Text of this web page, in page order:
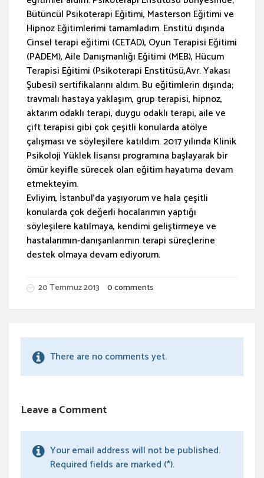
Bütüncül Psikoterapi Eğitimi, Masterson Eğitimi ve
Hipnoz Eğitimlerimi tamamladım. Enstitü dışında
Cinsel terapi eğitimi (CETAD), Oyun Terapisi Eğitimi
(PADEM), Aile Danışmanlığı Eğitimi (MEB), Hücum
Terapisi Eğitimi (Psikoterapi Enstitüsü,Avr. Yakası
Şubesi) sertifikalarını aldım. Bu eğitimlerin dışında;
travmalı hastaya yaklaşım, grup terapisi, hipnoz,
aktarım odaklı terapi, duygu odaklı terapi, aile ve
çift terapisi gibi çok çeşitli konularda atölye
çalışması ve söyleşilere katıldım. 2017 yılında Klinik
Psikoloji Yüklek lisansı programına başlayarak bir
ömür keyifle sürecek olan eğitim hayatıma devam
etmekteyim.
Evliyim, İstanbul’da yaşıyorum ve hala çeşitli
konularda çok değerli hocalarımın yaptığı
söyleşilere katılmaya, kendimi geliştirmeye ve
hastalarımın-danışanlarımın terapi süreçlerine
destek olmaya devam ediyorum.
20 Temmuz 2013 0 comments
There are no comments yet.
Leave a Comment
Your email address will not be published.
Required fields are marked (*).